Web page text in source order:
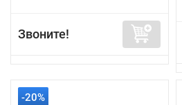
Звоните!
-20%